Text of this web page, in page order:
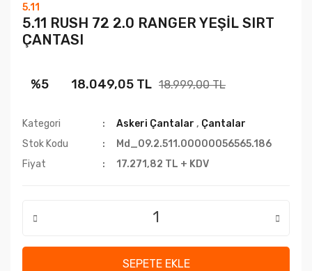
5.11
5.11 RUSH 72 2.0 RANGER YEŞİL SIRT
ÇANTASI
%5 18.049,05 TL 18.999,00 TL
Kategori Askeri Çantalar , Çantalar
Stok Kodu
Md_09.2.511.00000056565.186
Fiyat
17.271,82 TL + KDV
SEPETE EKLE